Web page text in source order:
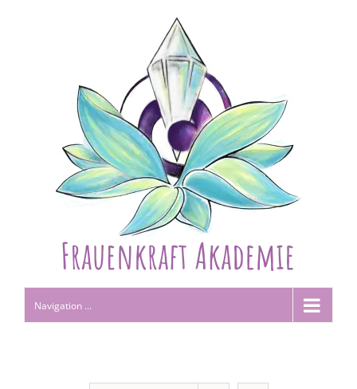
Navigation ...